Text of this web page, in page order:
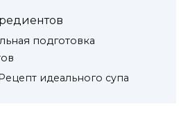
подготовка
Рецепт идеального супа